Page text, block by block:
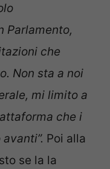
Parlamento,
che
Non sta a noi
mi limito a
che i
Poi alla
se la la